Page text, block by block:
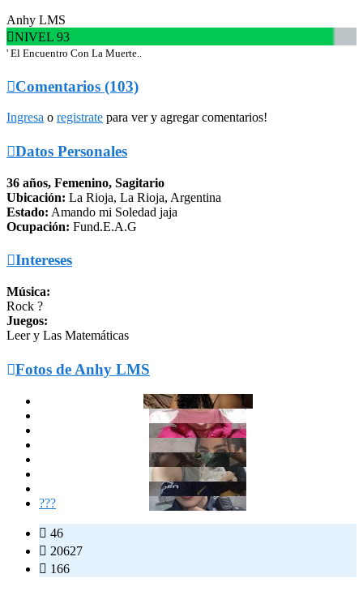
Anhy LMS
NIVEL 93
' El Encuentro Con La Muerte..
Comentarios (103)
Ingresa o registrate para ver y agregar comentarios!
Datos Personales
36 años, Femenino, Sagitario
Ubicación: La Rioja, La Rioja, Argentina
Estado: Amando mi Soledad jaja
Ocupación: Fund.E.A.G
Intereses
Música:
Rock ?
Juegos:
Leer y Las Matemáticas
Fotos de Anhy LMS
???
 46
 20627
 166